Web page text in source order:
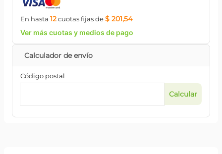
En hasta 12cuotasfijasde$ 201,54
Ver más cuotas y medios de pago
Código postal